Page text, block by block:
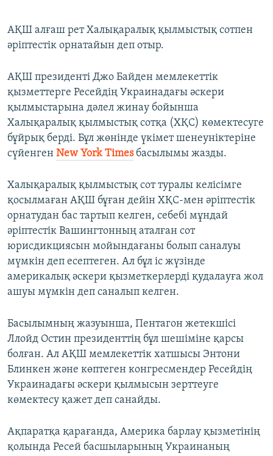
АҚШ алғаш рет Халықаралық қылмыстық сотпен
әріптестік орнатайын деп отыр.
АҚШ президенті Джо Байден мемлекеттік
қызметтерге Ресейдің Украинадағы әскери
қылмыстарына дәлел жинау бойынша
Халықаралық қылмыстық сотқа (ХҚС) көмектесуге
бұйрық берді. Бұл жөнінде үкімет шенеуніктеріне
сүйенген New York Times басылымы жазды.
Халықаралық қылмыстық сот туралы келісімге
қосылмаған АҚШ бұған дейін ХҚС-мен әріптестік
орнатудан бас тартып келген, себебі мұндай
әріптестік Вашингтонның аталған сот
юрисдикциясын мойындағаны болып саналуы
мүмкін деп есептеген. Ал бұл іс жүзінде
америкалық әскери қызметкерлерді қудалауға жол
ашуы мүмкін деп саналып келген.
Басылымның жазуынша, Пентагон жетекшісі
Ллойд Остин президенттің бұл шешіміне қарсы
болған. Ал АҚШ мемлекеттік хатшысы Энтони
Блинкен және көптеген конгресмендер Ресейдің
Украинадағы әскери қылмысын зерттеуге
көмектесу қажет деп санайды.
Ақпаратқа қарағанда, Америка барлау қызметінің
қолында Ресей басшыларының Украинаның